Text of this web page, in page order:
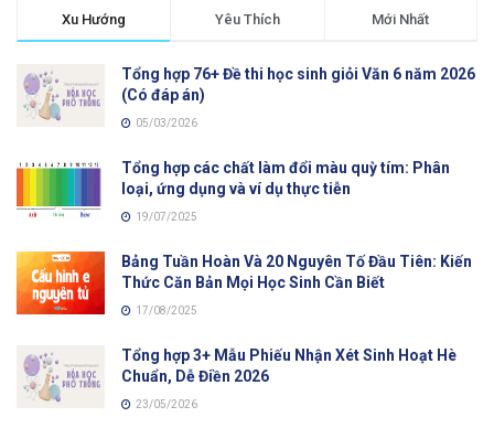
Xu Hướng Yêu Thích Mới Nhất
Tổng hợp 76+ Đề thi học sinh giỏi Văn 6 năm 2026
(Có đáp án)
05/03/2026
Tổng hợp các chất làm đổi màu quỳ tím: Phân
loại, ứng dụng và ví dụ thực tiễn
19/07/2025
Bảng Tuần Hoàn Và 20 Nguyên Tố Đầu Tiên: Kiến
Thức Căn Bản Mọi Học Sinh Cần Biết
17/08/2025
Tổng hợp 3+ Mẫu Phiếu Nhận Xét Sinh Hoạt Hè
Chuẩn, Dễ Điền 2026
23/05/2026